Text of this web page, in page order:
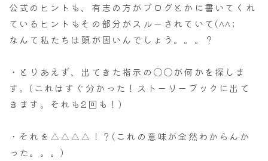
公式のヒントも、有志の方がブログとかに書いてくれ
ているヒントもその部分がスルーされていて(^^;
なんて私たちは頭が固いんでしょう。。。？
・とりあえず、出てきた指示の〇〇が何かを探しま
す。(これはすぐ分かった！ストーリーブックに出て
きます。それも2回も！)
・それを△△△△！？(これの意味が全然わからんか
った。。。)